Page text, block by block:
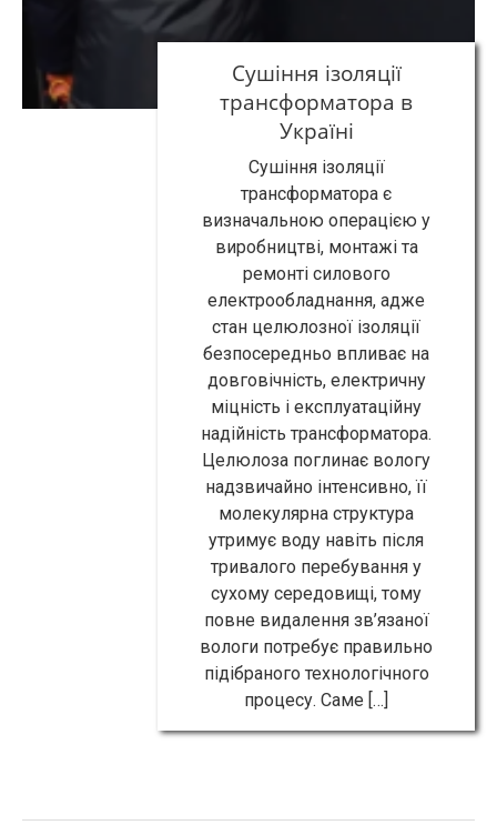
Сушіння ізоляції
трансформатора в
Україні
Сушіння ізоляції
трансформатора є
визначальною операцією у
виробництві, монтажі та
ремонті силового
електрообладнання, адже
стан целюлозної ізоляції
безпосередньо впливає на
довговічність, електричну
міцність і експлуатаційну
надійність трансформатора.
Целюлоза поглинає вологу
надзвичайно інтенсивно, її
молекулярна структура
утримує воду навіть після
тривалого перебування у
сухому середовищі, тому
повне видалення зв’язаної
вологи потребує правильно
підібраного технологічного
процесу. Саме […]